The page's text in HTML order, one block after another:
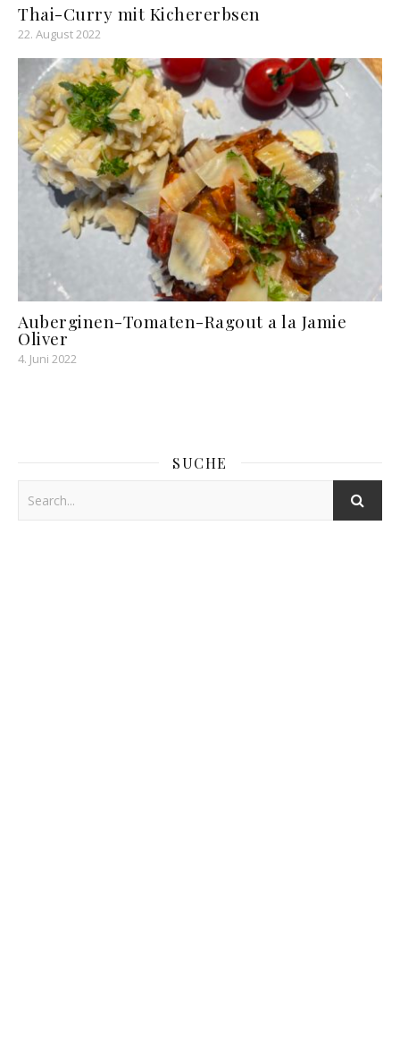
Thai-Curry mit Kichererbsen
22. August 2022
Auberginen-Tomaten-Ragout a la Jamie
Oliver
4. Juni 2022
SUCHE